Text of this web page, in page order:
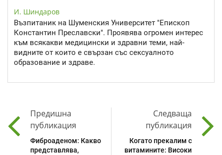
И. Шиндаров
Възпитаник на Шуменския Университет "Епископ
Константин Преславски". Проявява огромен интерес
към всякакви медицински и здравни теми, най-
видните от които е свързан със сексуалното
образование и здраве.
Предишна
публикация
Фиброаденом: Какво
представлява,
Следваща
публикация
Когато прекалим с
витамините: Високи